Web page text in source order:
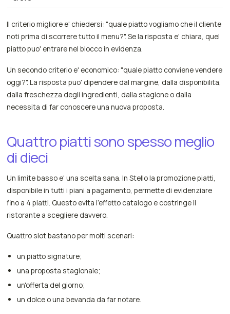
Il criterio migliore e' chiedersi: "quale piatto vogliamo che il cliente
noti prima di scorrere tutto il menu?". Se la risposta e' chiara, quel
piatto puo' entrare nel blocco in evidenza.
Un secondo criterio e' economico: "quale piatto conviene vendere
oggi?". La risposta puo' dipendere dal margine, dalla disponibilita,
dalla freschezza degli ingredienti, dalla stagione o dalla
necessita di far conoscere una nuova proposta.
Quattro piatti sono spesso meglio
di dieci
Un limite basso e' una scelta sana. In Stello la promozione piatti,
disponibile in tutti i piani a pagamento, permette di evidenziare
fino a 4 piatti. Questo evita l'effetto catalogo e costringe il
ristorante a scegliere davvero.
Quattro slot bastano per molti scenari:
un piatto signature;
una proposta stagionale;
un'offerta del giorno;
un dolce o una bevanda da far notare.